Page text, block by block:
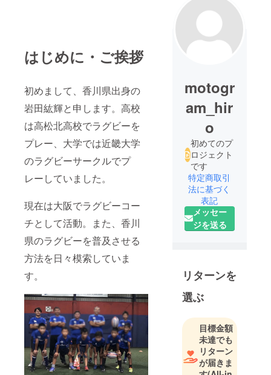
はじめに・ご挨拶
初めまして、香川県出身の
岩田紘輝と申します。高校
は高松北高校でラグビーを
プレー、大学では近畿大学
のラグビーサークルでプ
レーしていました。
現在は大阪でラグビーコー
チとして活動。また、香川
県のラグビーを普及させる
方法を日々模索していま
す。
motogr
am_hir
o
初めてのプ
ロジェクト
です
特定商取引
法に基づく
表記
メッセー
ジを送る
リターンを
選ぶ
目標金額
未達でも
リターン
が届きま